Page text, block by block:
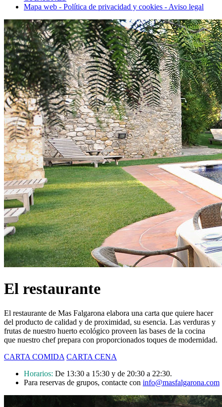
Mapa web - Política de privacidad y cookies - Aviso legal
El restaurante
El restaurante de Mas Falgarona elabora una carta que quiere hacer
del producto de calidad y de proximidad, su esencia. Las verduras y
frutas de nuestro huerto ecológico proveen las bases de la cocina
que nuestro chef prepara con proporcionados toques de modernidad.
CARTA COMIDA CARTA CENA
Horarios: De 13:30 a 15:30 y de 20:30 a 22:30.
Para reservas de grupos, contacte con info@masfalgarona.com